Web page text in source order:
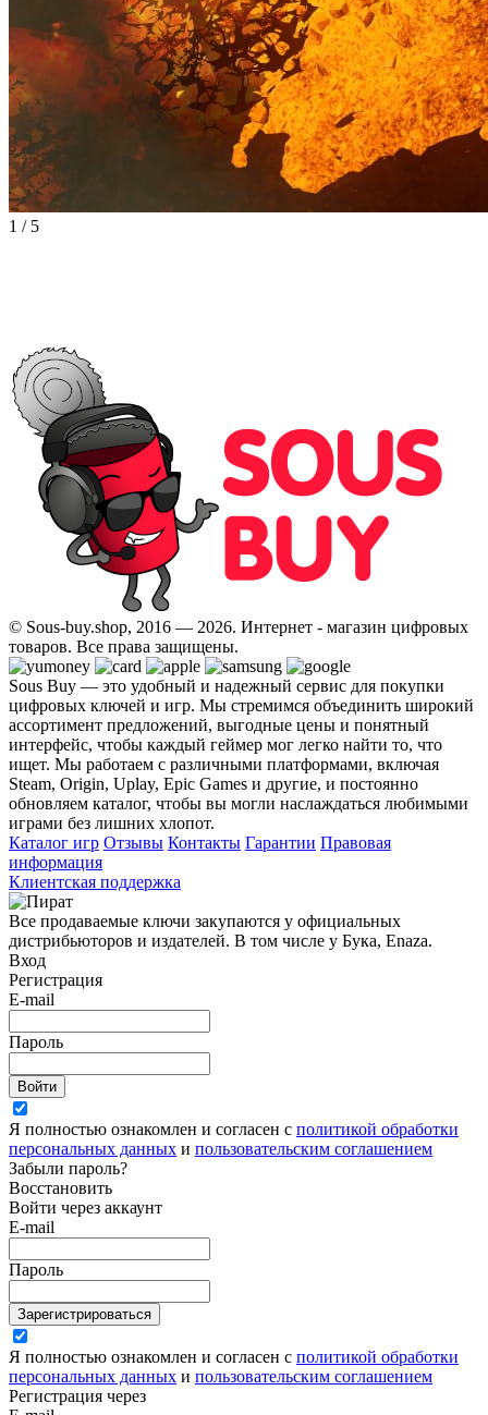
1 / 5
© Sous-buy.shop, 2016 — 2026. Интернет - магазин цифровых
товаров. Все права защищены.
Sous Buy — это удобный и надежный сервис для покупки
цифровых ключей и игр. Мы стремимся объединить широкий
ассортимент предложений, выгодные цены и понятный
интерфейс, чтобы каждый геймер мог легко найти то, что
ищет. Мы работаем с различными платформами, включая
Steam, Origin, Uplay, Epic Games и другие, и постоянно
обновляем каталог, чтобы вы могли наслаждаться любимыми
играми без лишних хлопот.
Каталог игр Отзывы Контакты Гарантии Правовая
информация
Клиентская поддержка
Все продаваемые ключи закупаются у официальных
дистрибьюторов и издателей. В том числе у Бука, Enaza.
Вход
Регистрация
E-mail
Пароль
Войти
Я полностью ознакомлен и согласен с политикой обработки
персональных данных и пользовательским соглашением
Забыли пароль?
Восстановить
Войти через аккаунт
E-mail
Пароль
Зарегистрироваться
Я полностью ознакомлен и согласен с политикой обработки
персональных данных и пользовательским соглашением
Регистрация через